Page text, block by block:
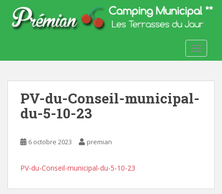
o
PV-du-Conseil-municipal-
du-5-10-23
6 octobre 2023 premian
PV-du-Conseil-municipal-du-5-10-23